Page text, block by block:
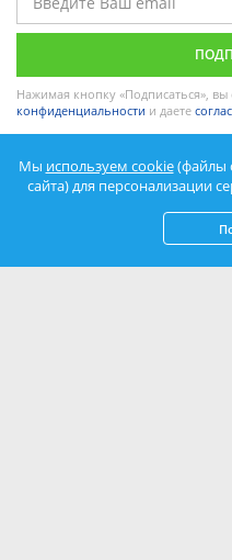
Нажимая кнопку «Подписаться», вы
конфиденциальности и даете
Мы используем cookie(файлы
сайта) для персонализации